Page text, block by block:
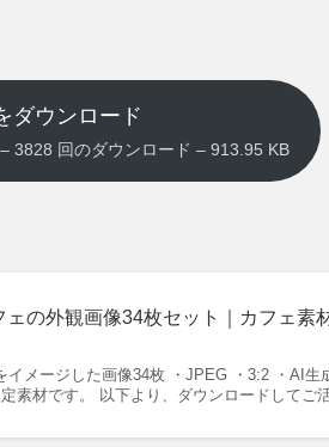
ダウンロード
3828 回のダウンロード – 913.95 KB
ェの外観画像34枚セット｜カフェ素
イメージした画像34枚 ・JPEG ・3:2 ・AI
素材です。 以下より、ダウンロードしてご